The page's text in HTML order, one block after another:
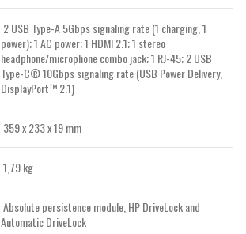
2 USB Type-A 5Gbps signaling rate (1 charging, 1
power); 1 AC power; 1 HDMI 2.1; 1 stereo
headphone/microphone combo jack; 1 RJ-45; 2 USB
Type-C® 10Gbps signaling rate (USB Power Delivery,
DisplayPort™ 2.1)
359 x 233 x 19 mm
1,79 kg
Absolute persistence module, HP DriveLock and
Automatic DriveLock